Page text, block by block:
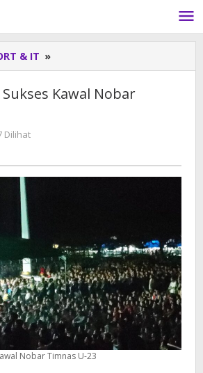
& IT »
Baturaja
Kawal
Kawal Nobar
Dilihat
Nobar Timnas U-23